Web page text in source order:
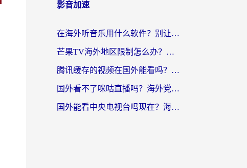
影音加速
在海外听音乐用什么软件？别让地域限制断了你的华语歌单
芒果TV海外地区限制怎么办？海外党追剧看片的实用加速器选择指南
腾讯缓存的视频在国外能看吗？海外党追剧看片的终极解决方案
国外看不了咪咕直播吗？海外党追剧看片的加速器选择指南
国外能看中央电视台吗现在？海外党追剧看央视的实用指南